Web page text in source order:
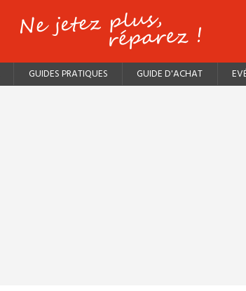
GUIDES PRATIQUES GUIDE D'ACHAT